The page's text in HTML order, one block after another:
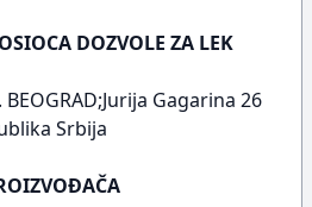
DOZVOLE ZA LEK
BEOGRAD;Jurija Gagarina 26
Srbija